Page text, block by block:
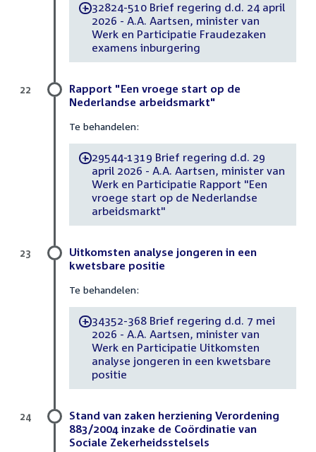
-32824-510 Brief regering d.d. 24 april
2026 - A.A. Aartsen, minister van
Werk en Participatie Fraudezaken
examens inburgering
Rapport "Een vroege start op de
Nederlandse arbeidsmarkt"
Te behandelen:
-29544-1319 Brief regering d.d. 29
april 2026 - A.A. Aartsen, minister van
Werk en Participatie Rapport "Een
vroege start op de Nederlandse
arbeidsmarkt"
22
Uitkomsten analyse jongeren in een
kwetsbare positie
Te behandelen:
-34352-368 Brief regering d.d. 7 mei
2026 - A.A. Aartsen, minister van
Werk en Participatie Uitkomsten
analyse jongeren in een kwetsbare
positie
23
Stand van zaken herziening Verordening
883/2004 inzake de Coördinatie van
Sociale Zekerheidsstelsels
24